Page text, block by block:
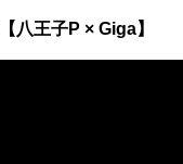
八王子P × Giga】